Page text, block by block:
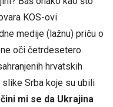
KOS-ovi
medije (lažnu) priču o
oči četrdesetero
hrvatskih
Srba koje su ubili
čini mi se da Ukrajina